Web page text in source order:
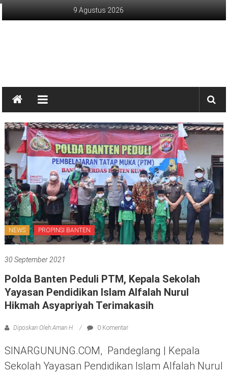
Lompat
9 Agustus 2026
jujur
terpercaya
NEWS PROPINSI BANTEN
30 September 2021
Polda Banten Peduli PTM, Kepala Sekolah
Yayasan Pendidikan Islam Alfalah Nurul
Hikmah Asyapriyah Terimakasih
Diposkan Oleh:Aman H 0 Komentar
SINARGUNUNG.COM, Pandeglang | Kepala
Sekolah Yayasan Pendidikan Islam Alfalah Nurul